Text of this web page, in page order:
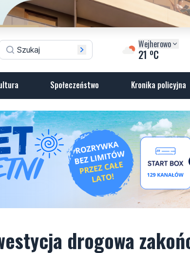
Wejherowo
21 oC
Społeczeństwo Kronika policyjna
drogowa